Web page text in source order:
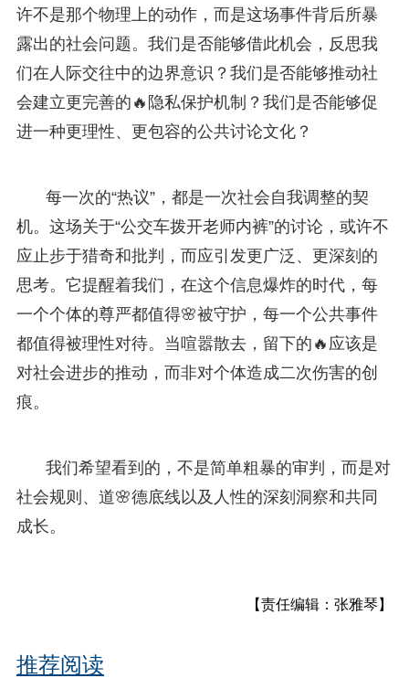
许不是那个物理上的动作，而是这场事件背后所暴
露出的社会问题。我们是否能够借此机会，反思我
们在人际交往中的边界意识？我们是否能够推动社
会建立更完善的🔥隐私保护机制？我们是否能够促
进一种更理性、更包容的公共讨论文化？
每一次的“热议”，都是一次社会自我调整的契
机。这场关于“公交车拨开老师内裤”的讨论，或许不
应止步于猎奇和批判，而应引发更广泛、更深刻的
思考。它提醒着我们，在这个信息爆炸的时代，每
一个个体的尊严都值得🌸被守护，每一个公共事件
都值得被理性对待。当喧嚣散去，留下的🔥应该是
对社会进步的推动，而非对个体造成二次伤害的创
痕。
我们希望看到的，不是简单粗暴的审判，而是对
社会规则、道🌸德底线以及人性的深刻洞察和共同
成长。
【责任编辑：张雅琴】
推荐阅读